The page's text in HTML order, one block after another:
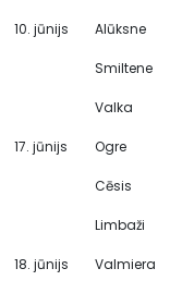
10. jūnijs Alūksne
Smiltene
Valka
17. jūnijs Ogre
Cēsis
Limbaži
18. jūnijs Valmiera